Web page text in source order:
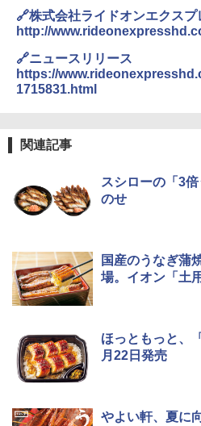
4
カップヌー
ジ 石窯ドー
シャープ ウ
￥44,800
🔗株式会社ライドオンエクス
http://
🔗ニュースリリース
https://
1715831.html
関連記事
スシローの「3
のせ
国産のうなぎ蒲
場。イオン「土
ほっともっと、
月22日発売
やよい軒、夏に